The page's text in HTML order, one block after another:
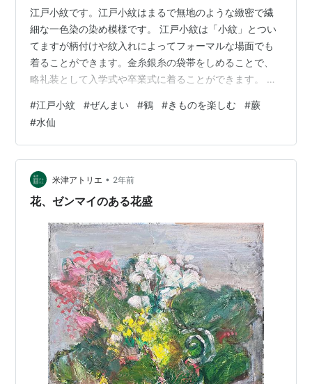
江戸小紋です。江戸小紋はまるで無地のような緻密で繊
細な一色染の染め模様です。 江戸小紋は「小紋」とつい
てますが柄付けや紋入れによってフォーマルな場面でも
着ることができます。金糸銀糸の袋帯をしめることで、
略礼装として入学式や卒業式に着ることができます。 き
すね。 今日の江戸小紋をアップにしてみました。 江戸小
紋には種類が沢山あります。 「鮫」「行儀」「角通し」
「大小霰」など色々あります。 今日の私の柄は、小さな
柄が沢山描かれています。 お色直しに着られた本振袖で
す。これは昔のきものですが柄は結構可愛い❣ 上の写真
は前の柄です。 見ていただきたいの…
#江戸小紋 #ぜんまい #鶴 #きものを楽しむ #蕨
#水仙
米津アトリエ • 2年前
花、ゼンマイのある花盛